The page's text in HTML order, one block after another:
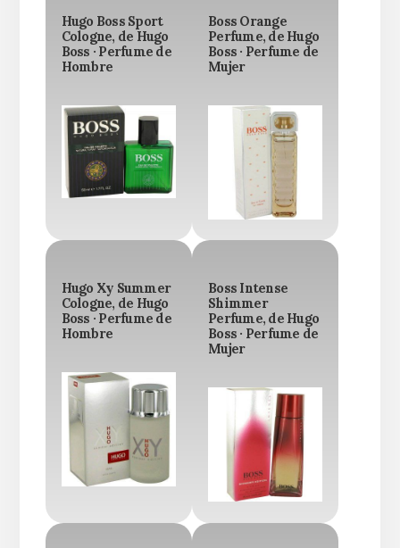
Hugo Boss Sport
Cologne, de Hugo
Boss · Perfume de
Hombre
Boss Orange
Perfume, de Hugo
Boss · Perfume de
Mujer
Hugo Xy Summer
Cologne, de Hugo
Boss · Perfume de
Hombre
Boss Intense
Shimmer
Perfume, de Hugo
Boss · Perfume de
Mujer